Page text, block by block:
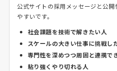
公式サイトの採用メッセージと公
やすいです。
社会課題を技術で解きたい人
スケールの大きい仕事に挑戦し
専門性を深めつつ周囲と連携で
粘り強くやり切れる人